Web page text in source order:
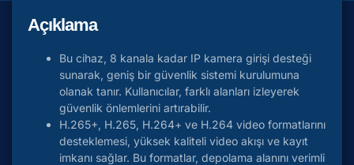
Açıklama
Bu cihaz, 8 kanala kadar IP kamera girişi desteği
sunarak, geniş bir güvenlik sistemi kurulumuna
olanak tanır. Kullanıcılar, farklı alanları izleyerek
güvenlik önlemlerini artırabilir.
H.265+, H.265, H.264+ ve H.264 video formatlarını
desteklemesi, yüksek kaliteli video akışı ve kayıt
imkanı sağlar. Bu formatlar, depolama alanını verimli